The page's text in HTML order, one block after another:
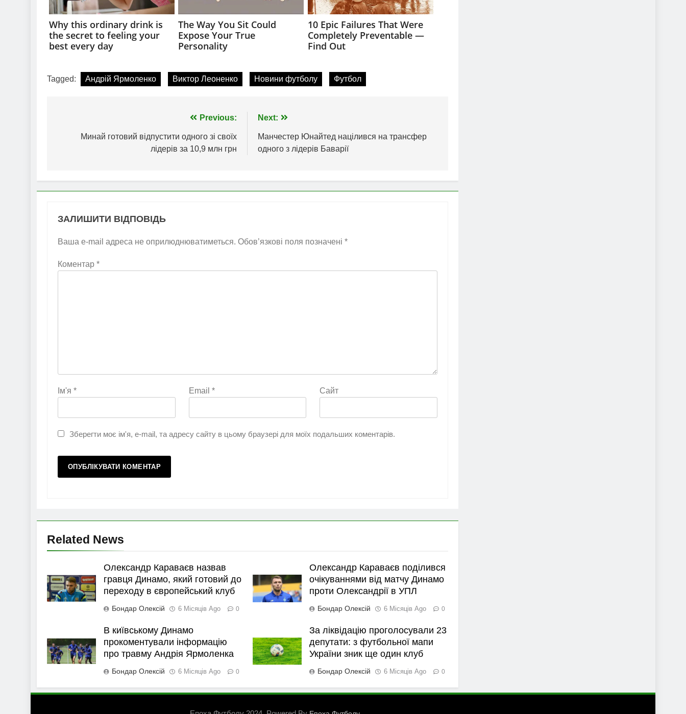
Tagged: Андрій Ярмоленко Виктор Леоненко Новини футболу Футбол
записів
Previous:
Минай готовий відпустити одного зі своїх
лідерів за 10,9 млн грн
Next:
Манчестер Юнайтед націлився на трансфер
одного з лідерів Баварії
ЗАЛИШИТИ ВІДПОВІДЬ
Ваша e-mail адреса не оприлюднюватиметься. Обов’язкові поля позначені *
Коментар *
Ім'я * Email * Сайт
Зберегти моє ім'я, e-mail, та адресу сайту в цьому браузері для моїх подальших коментарів.
Related News
Олександр Караваєв назвав
гравця Динамо, який готовий до
переходу в європейський клуб
Бондар Олексій 6 Місяців Ago 0
Олександр Караваєв поділився
очікуваннями від матчу Динамо
проти Олександрії в УПЛ
Бондар Олексій 6 Місяців Ago 0
В київському Динамо
прокоментували інформацію
про травму Андрія Ярмоленка
Бондар Олексій 6 Місяців Ago 0
За ліквідацію проголосували 23
депутати: з футбольної мапи
України зник ще один клуб
Бондар Олексій 6 Місяців Ago 0